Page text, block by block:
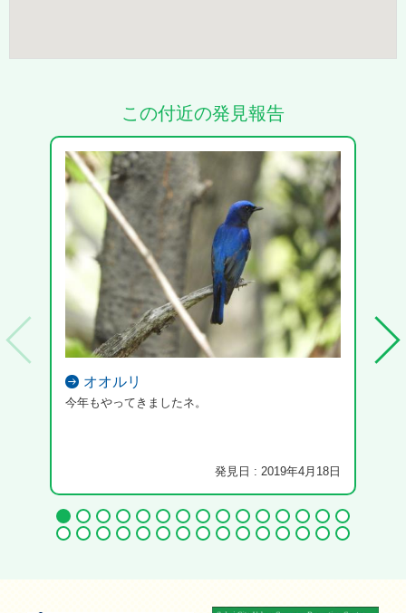
この付近の発見報告
オオルリ
今年もやってきましたネ。
発見日 : 2019年4月18日